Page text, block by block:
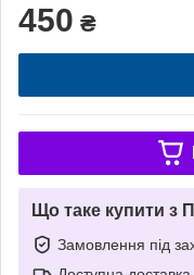
450 ₴
Що таке купити з
Замовлення під